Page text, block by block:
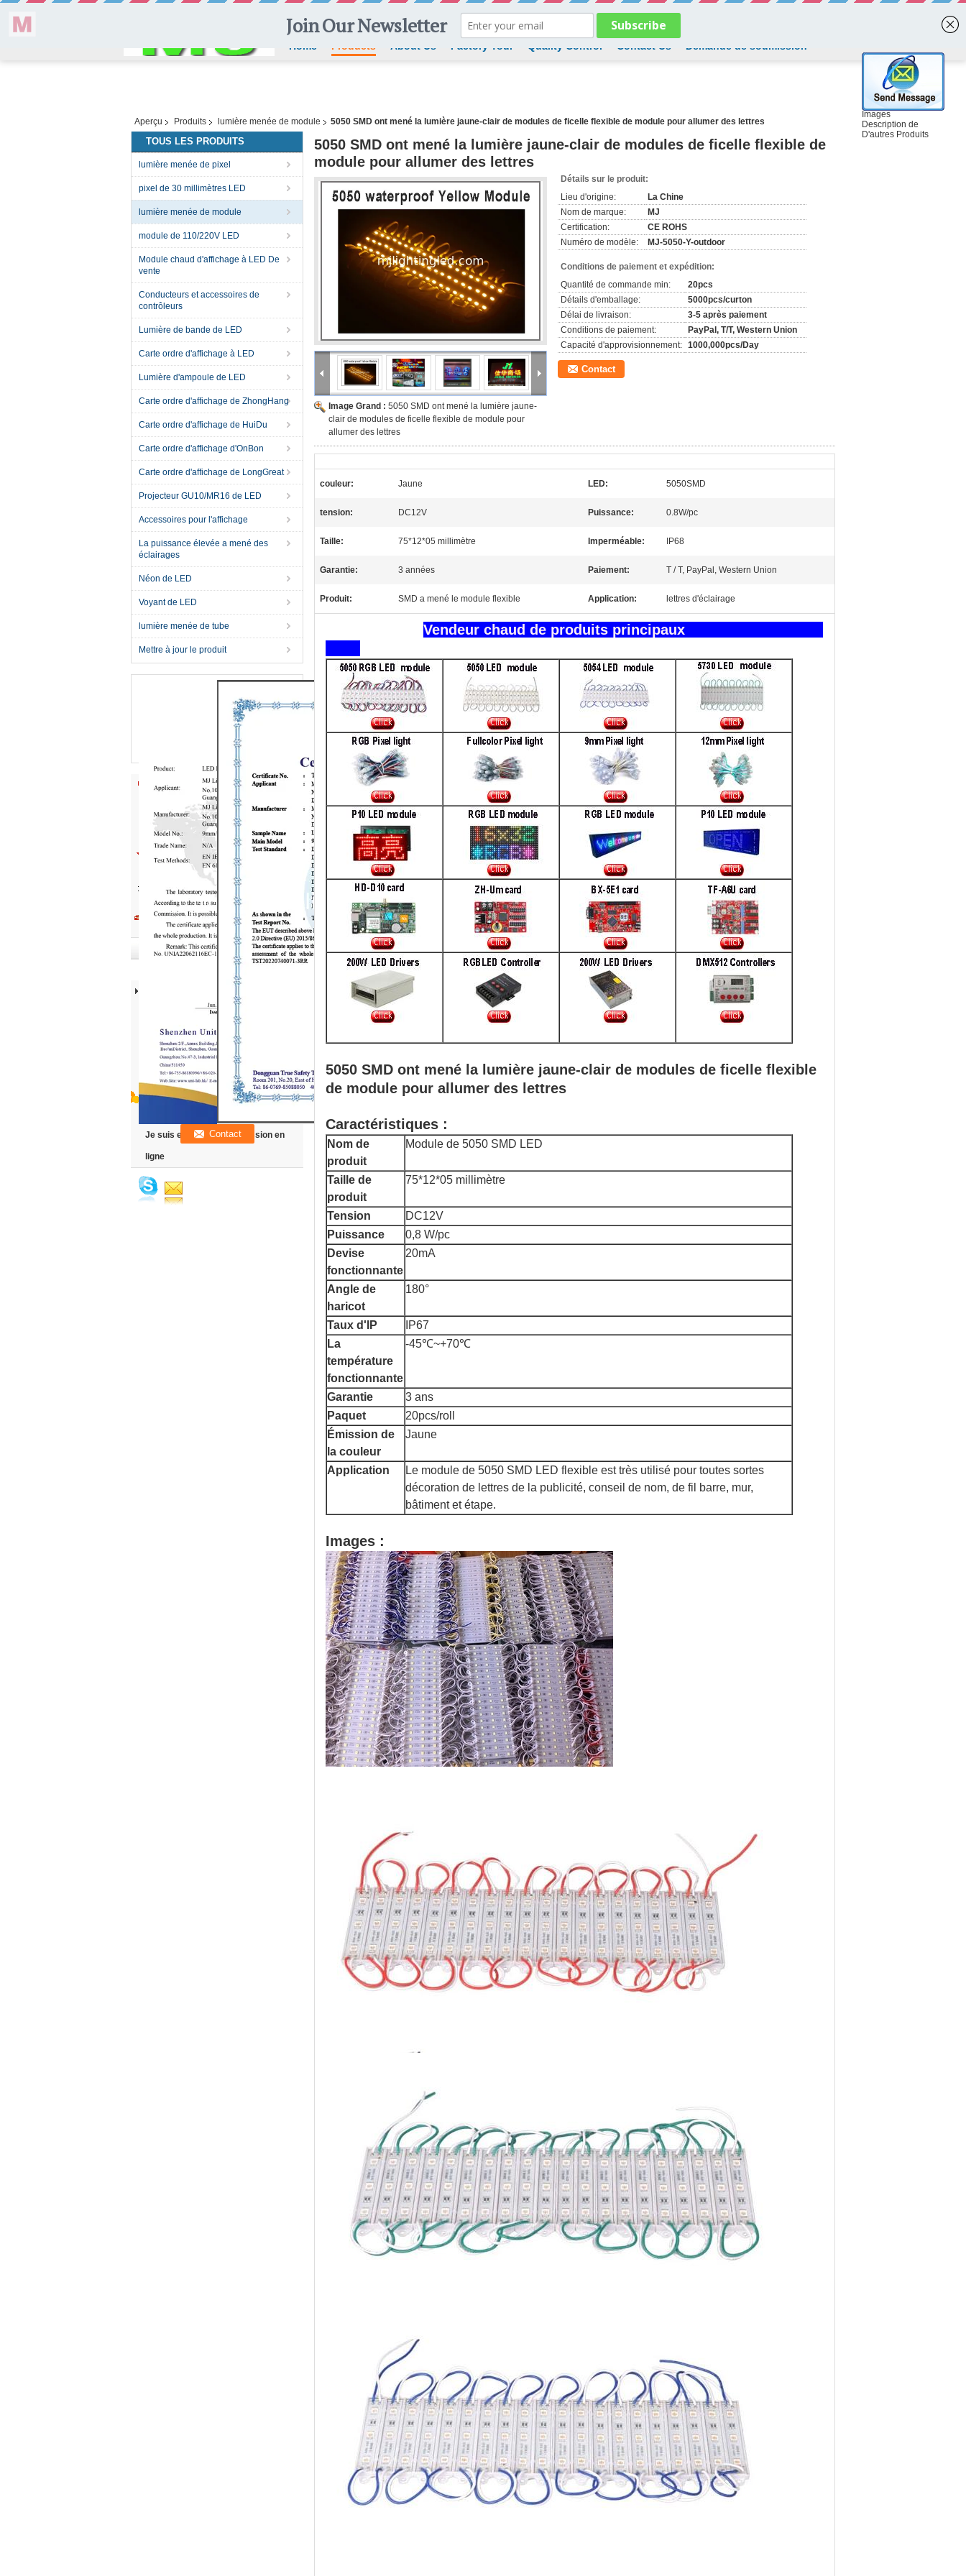
Images
Description de
D'autres Produits
Home Products About Us Factory Tour Quality Control Contact Us Demande de soumission
Aperçu Produits lumière menée de module 5050 SMD ont mené la lumière jaune-clair de modules de ficelle flexible de module pour allumer des lettres
TOUS LES PRODUITS
lumière menée de pixel
pixel de 30 millimètres LED
lumière menée de module
module de 110/220V LED
Module chaud d'affichage à LED De
vente
Conducteurs et accessoires de
contrôleurs
Lumière de bande de LED
Carte ordre d'affichage à LED
Lumière d'ampoule de LED
Carte ordre d'affichage de ZhongHang
Carte ordre d'affichage de HuiDu
Carte ordre d'affichage d'OnBon
Carte ordre d'affichage de LongGreat
Projecteur GU10/MR16 de LED
Accessoires pour l'affichage
La puissance élevée a mené des
éclairages
Néon de LED
Voyant de LED
lumière menée de tube
Mettre à jour le produit
Je suis en ligne une discussion en
ligne
5050 SMD ont mené la lumière jaune-clair de modules de ficelle flexible de
module pour allumer des lettres
Image Grand : 5050 SMD ont mené la lumière jaune-
clair de modules de ficelle flexible de module pour
allumer des lettres
Détails sur le produit:
Lieu d'origine:
La Chine
Nom de marque:
MJ
Certification:
CE ROHS
Numéro de modèle:
MJ-5050-Y-outdoor
Conditions de paiement et expédition:
Quantité de commande min:
20pcs
Détails d'emballage:
5000pcs/curton
Délai de livraison:
3-5 après paiement
Conditions de paiement:
PayPal, T/T, Western Union
Capacité d'approvisionnement: 1000,000pcs/Day
Contact
couleur: Jaune LED: 5050SMD
tension: DC12V Puissance: 0.8W/pc
Taille: 75*12*05 millimètre Imperméable: IP68
Garantie: 3 années Paiement: T / T, PayPal, Western Union
Produit: SMD a mené le module flexible Application: lettres d'éclairage
Vendeur chaud de produits principaux
5050 SMD ont mené la lumière jaune-clair de modules de ficelle flexible
de module pour allumer des lettres
Caractéristiques :
Nom de
produit
Module de 5050 SMD LED
Taille de
produit
75*12*05 millimètre
Tension
DC12V
Puissance
0,8 W/pc
Devise
fonctionnante
20mA
Angle de
haricot
180°
Taux d'IP
IP67
La
température
fonctionnante
-45℃~+70℃
Garantie
3 ans
Paquet
20pcs/roll
Émission de
la couleur
Jaune
Application
Le module de 5050 SMD LED flexible est très utilisé pour toutes sortes
décoration de lettres de la publicité, conseil de nom, de fil barre, mur,
bâtiment et étape.
Images :